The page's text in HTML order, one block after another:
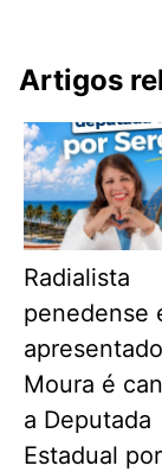
Artigos
Radialista
penedense
Moura é
a Deputada
Estadual por